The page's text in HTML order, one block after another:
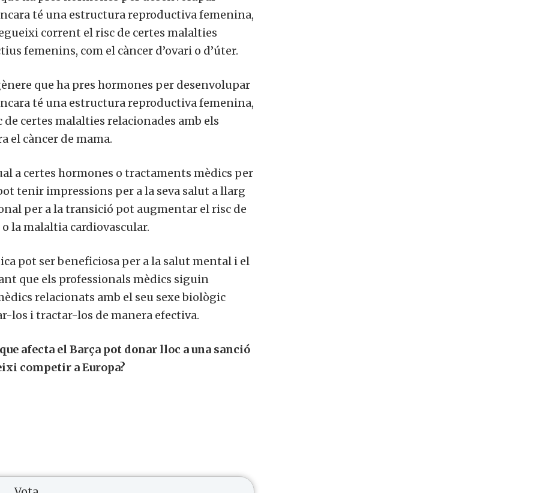
té una estructura reproductiva femenina,
corrent el risc de certes malalties
femenins, com el càncer d’ovari o d’úter.
que ha pres hormones per desenvolupar
té una estructura reproductiva femenina,
certes malalties relacionades amb els
el càncer de mama.
a certes hormones o tractaments mèdics per
tenir impressions per a la seva salut a llarg
per a la transició pot augmentar el risc de
la malaltia cardiovascular.
pot ser beneficiosa per a la salut mental i el
que els professionals mèdics siguin
relacionats amb el seu sexe biològic
i tractar-los de manera efectiva.
afecta el Barça pot donar lloc a una sanció
competir a Europa?